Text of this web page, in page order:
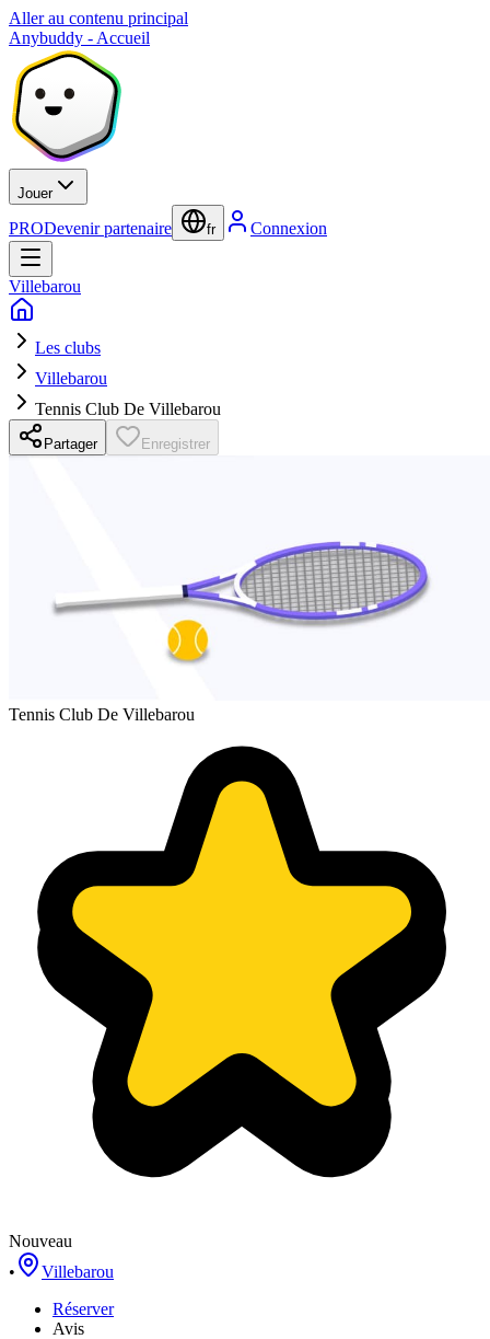
Aller au contenu principal
Anybuddy - Accueil
Jouer
PRODevenir partenaire fr Connexion
Villebarou
Les clubs
Villebarou
Tennis Club De Villebarou
Partager Enregistrer
Tennis Club De Villebarou
Nouveau
•
Villebarou
Réserver
Avis